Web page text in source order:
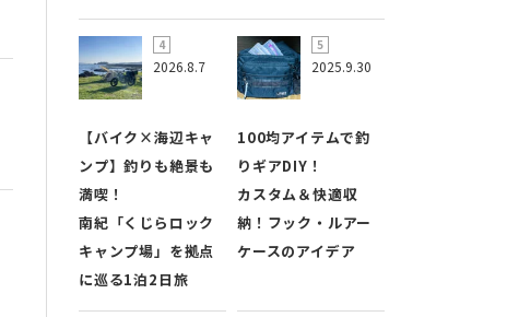
2026.8.7
【バイク×海辺キャ
ンプ】釣りも絶景も
満喫！
南紀「くじらロック
キャンプ場」を拠点
に巡る1泊2日旅
2025.9.30
100均アイテムで釣
りギアDIY！
カスタム＆快適収
納！フック・ルアー
ケースのアイデア